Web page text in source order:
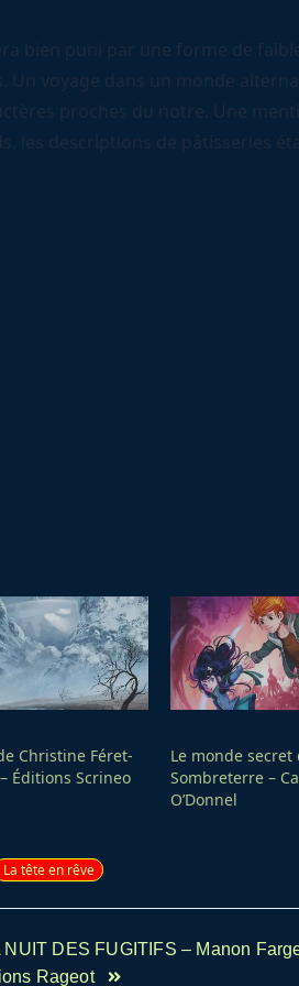
bien puni par une forme de
voyage dans un monde
proches du notre. Une
les descriptions de pâtisseries
Christine Féret-
Éditions Scrineo
Le monde secret
Sombreterre –
O’Donnel
La tête en rêve
NUIT DES FUGITIFS – Manon
Rageot